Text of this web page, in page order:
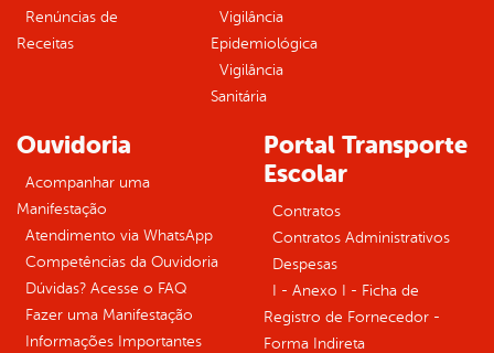
Renúncias de
Receitas
Vigilância
Epidemiológica
Vigilância
Sanitária
Ouvidoria
Acompanhar uma
Manifestação
Atendimento via WhatsApp
Competências da Ouvidoria
Dúvidas? Acesse o FAQ
Fazer uma Manifestação
Informações Importantes
Portal Transporte
Escolar
Contratos
Contratos Administrativos
Despesas
I - Anexo I - Ficha de
Registro de Fornecedor -
Forma Indireta